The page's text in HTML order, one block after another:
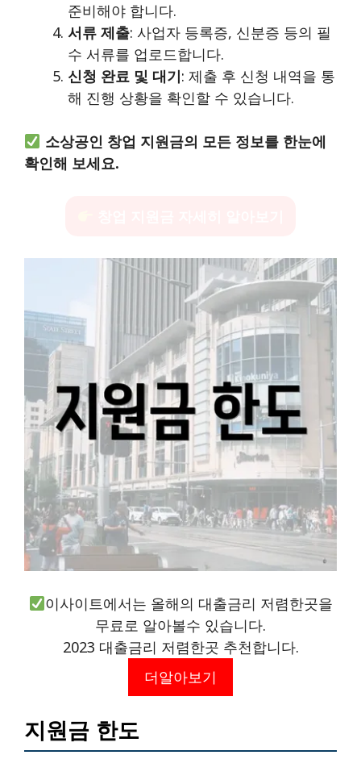
준비해야 합니다.
서류 제출: 사업자 등록증, 신분증 등의 필
수 서류를 업로드합니다.
신청 완료 및 대기: 제출 후 신청 내역을 통
해 진행 상황을 확인할 수 있습니다.
소상공인 창업 지원금의 모든 정보를 한눈에
확인해 보세요.
이사이트에서는 올해의 대출금리 저렴한곳을
무료로 알아볼수 있습니다.
2023 대출금리 저렴한곳 추천합니다.
더알아보기
지원금 한도